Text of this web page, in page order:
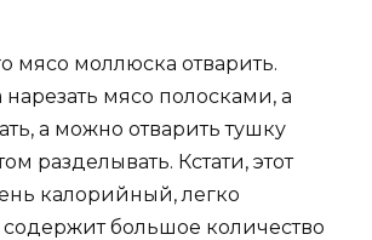
мясо моллюска отварить.
мясо полосками, а
а можно отварить тушку
разделывать. Кстати, этот
калорийный, легко
содержит большое количество